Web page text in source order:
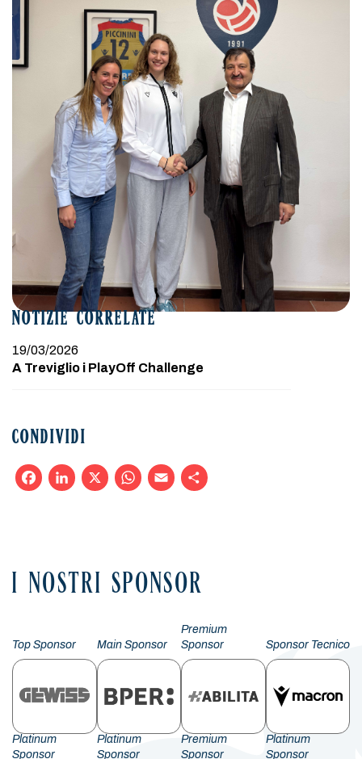
NOTIZIE CORRELATE
19/03/2026
A Treviglio i PlayOff Challenge
CONDIVIDI
I NOSTRI SPONSOR
Top Sponsor Main Sponsor
Premium
Sponsor
Sponsor Tecnico
Platinum
Sponsor
Platinum
Sponsor
Premium
Sponsor
Platinum
Sponsor